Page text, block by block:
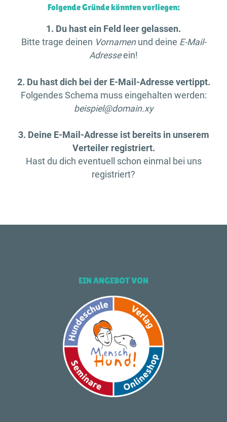
Folgende Gründe könnten vorliegen:
1. Du hast ein Feld leer gelassen.
Bitte trage deinen Vornamenund deine E-Mail-
Adresseein!
2. Du hast dich bei der E-Mail-Adresse vertippt.
Folgendes Schema muss eingehalten werden:
beispiel@domain.xy
3. Deine E-Mail-Adresse ist bereits in unserem
Verteiler registriert.
Hast du dich eventuell schon einmal bei uns
registriert?
EIN ANGEBOT VON